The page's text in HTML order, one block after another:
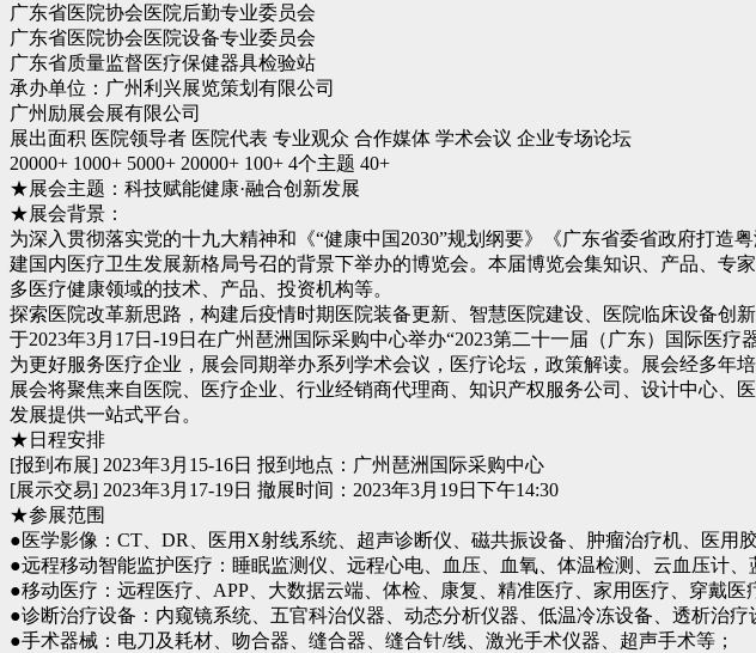
广东省医院协会医院后勤专业委员会
广东省医院协会医院设备专业委员会
广东省质量监督医疗保健器具检验站
承办单位：广州利兴展览策划有限公司
广州励展会展有限公司
展出面积 医院领导者 医院代表 专业观众 合作媒体 学术会议 企业专场论坛
20000+ 1000+ 5000+ 20000+ 100+ 4个主题 40+
★展会主题：科技赋能健康·融合创新发展
★展会背景：
为深入贯彻落实党的十九大精神和《“健康中国2030”规划纲要》《广东省委省政府打
建国内医疗卫生发展新格局号召的背景下举办的博览会。本届博览会集知识、产品、
多医疗健康领域的技术、产品、投资机构等。
探索医院改革新思路，构建后疫情时期医院装备更新、智慧医院建设、医院临床设备
于2023年3月17日-19日在广州琶洲国际采购中心举办“2023第二十一届（广东）国际医疗
为更好服务医疗企业，展会同期举办系列学术会议，医疗论坛，政策解读。展会经多年
展会将聚焦来自医院、医疗企业、行业经销商代理商、知识产权服务公司、设计中心
发展提供一站式平台。
★日程安排
[报到布展] 2023年3月15-16日 报到地点：广州琶洲国际采购中心
[展示交易] 2023年3月17-19日 撤展时间：2023年3月19日下午14:30
★参展范围
●医学影像：CT、DR、医用X射线系统、超声诊断仪、磁共振设备、肿瘤治疗机、医用
●远程移动智能监护医疗：睡眠监测仪、远程心电、血压、血氧、体温检测、云血压计
●移动医疗：远程医疗、APP、大数据云端、体检、康复、精准医疗、家用医疗、穿戴
●诊断治疗设备：内窥镜系统、五官科治仪器、动态分析仪器、低温冷冻设备、透析治疗
●手术器械：电刀及耗材、吻合器、缝合器、缝合针/线、激光手术仪器、超声手术等；